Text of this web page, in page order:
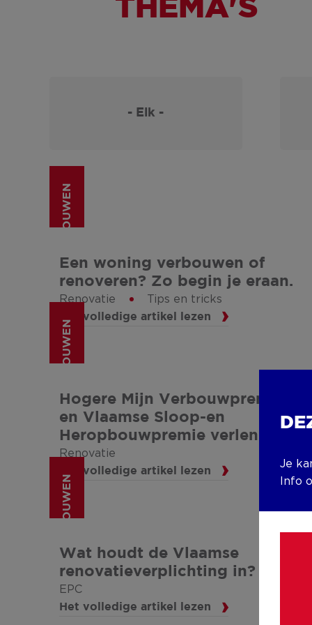
THEMA'S
- Elk -
(VER)BOUWEN
Een woning verbouwen of
renoveren? Zo begin je eraan.
Renovatie Tips en tricks
Het volledige artikel lezen
(VER)BOUWEN
Hogere Mijn Verbouwpremie
en Vlaamse Sloop-en
Heropbouwpremie verlengd
Renovatie
Het volledige artikel lezen
(VER)BOUWEN
Wat houdt de Vlaamse
renovatieverplichting in?
EPC
Het volledige artikel lezen
Je
Info